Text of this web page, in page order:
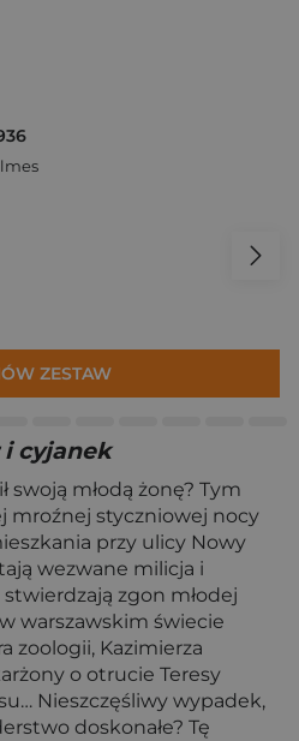
ZESTAW
i cyjanek
swoją młodą żonę? Tym
mroźnej styczniowej nocy
przy ulicy Nowy
wezwane milicja i
zgon młodej
warszawskim świecie
zoologii, Kazimierza
o otrucie Teresy
Nieszczęśliwy wypadek,
doskonałe? Tę